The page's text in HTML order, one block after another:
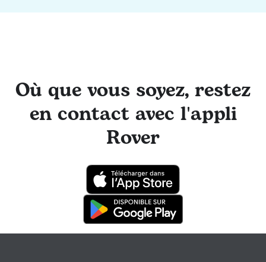
Où que vous soyez, restez
en contact avec l'appli
Rover